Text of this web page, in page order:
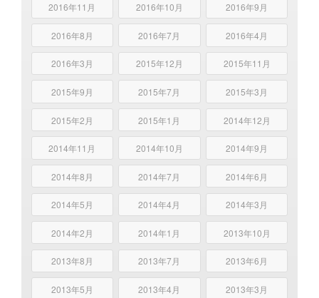
2016年11月 2016年10月 2016年9月
2016年8月 2016年7月 2016年4月
2016年3月 2015年12月 2015年11月
2015年9月 2015年7月 2015年3月
2015年2月 2015年1月 2014年12月
2014年11月 2014年10月 2014年9月
2014年8月 2014年7月 2014年6月
2014年5月 2014年4月 2014年3月
2014年2月 2014年1月 2013年10月
2013年8月 2013年7月 2013年6月
2013年5月 2013年4月 2013年3月